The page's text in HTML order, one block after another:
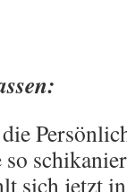
sich jetzt